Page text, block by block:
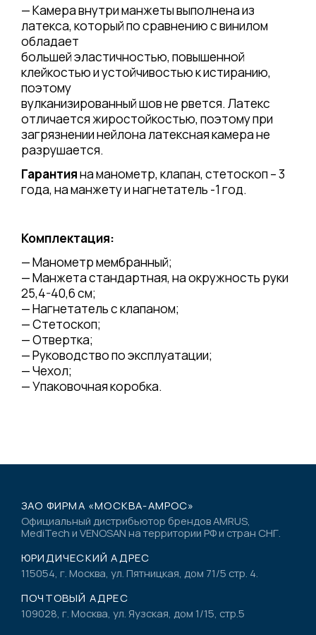
— Камера внутри манжеты выполнена из
латекса, который по сравнению с винилом
обладает
большей эластичностью, повышенной
клейкостью и устойчивостью к истиранию,
поэтому
вулканизированный шов не рвется. Латекс
отличается жиростойкостью, поэтому при
загрязнении нейлона латексная камера не
разрушается.
Гарантияна манометр, клапан, стетоскоп – 3
года, на манжету и нагнетатель -1 год.
Комплектация:
— Манометр мембранный;
— Манжета стандартная, на окружность руки
25,4-40,6 см;
— Нагнетатель с клапаном;
— Стетоскоп;
— Отвертка;
— Руководство по эксплуатации;
— Чехол;
— Упаковочная коробка.
ЗАО ФИРМА «МОСКВА-АМРОС»
Официальный дистрибьютор брендов AMRUS,
MediTech и VENOSAN на территории РФ и стран СНГ.
ЮРИДИЧЕСКИЙ АДРЕС
115054, г. Москва, ул. Пятницкая, дом 71/5 стр. 4.
ПОЧТОВЫЙ АДРЕС
109028, г. Москва, ул. Яузская, дом 1/15, стр.5